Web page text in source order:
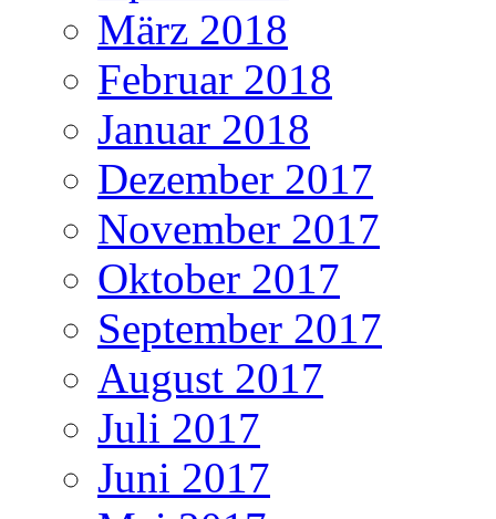
März 2018
Februar 2018
Januar 2018
Dezember 2017
November 2017
Oktober 2017
September 2017
August 2017
Juli 2017
Juni 2017